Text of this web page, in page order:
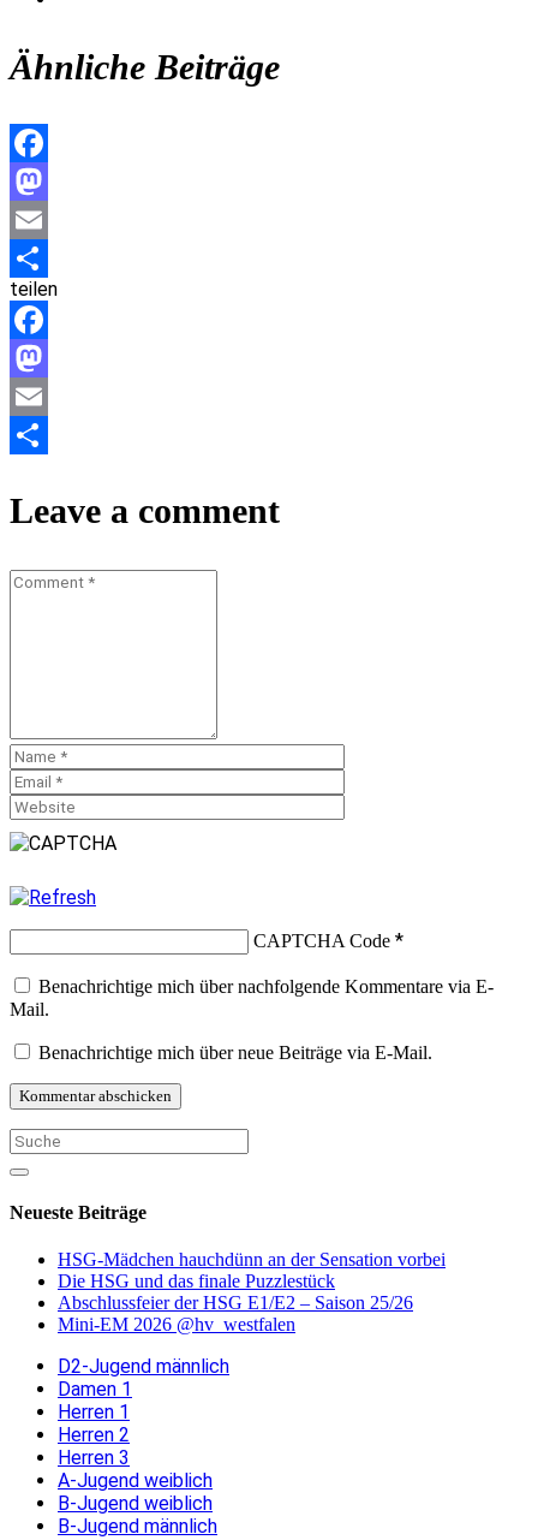
Ähnliche Beiträge
Facebook
Mastodon
Email
Teilen
teilen
Facebook
Mastodon
Email
Leave a comment
CAPTCHA Code *
Benachrichtige mich über nachfolgende Kommentare via E-
Mail.
Benachrichtige mich über neue Beiträge via E-Mail.
Neueste Beiträge
HSG-Mädchen hauchdünn an der Sensation vorbei
Die HSG und das finale Puzzlestück
Abschlussfeier der HSG E1/E2 – Saison 25/26
Mini-EM 2026 @hv_westfalen
D2-Jugend männlich
Damen 1
Herren 1
Herren 2
Herren 3
A-Jugend weiblich
B-Jugend weiblich
B-Jugend männlich